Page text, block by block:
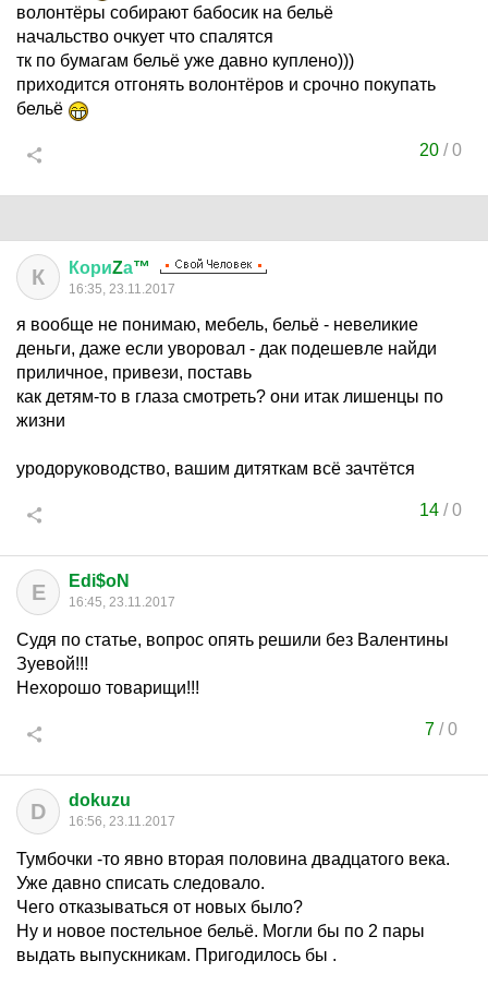
волонтёры собирают бабосик на бельё
начальство очкует что спалятся
тк по бумагам бельё уже давно куплено)))
приходится отгонять волонтёров и срочно покупать
бельё
20 /0
К КориZа™
16:35, 23.11.2017
я вообще не понимаю, мебель, бельё - невеликие
деньги, даже если уворовал - дак подешевле найди
приличное, привези, поставь
как детям-то в глаза смотреть? они итак лишенцы по
жизни
уродоруководство, вашим дитяткам всё зачтётся
14 /0
E Edi$oN
16:45, 23.11.2017
Судя по статье, вопрос опять решили без Валентины
Зуевой!!!
Нехорошо товарищи!!!
7/0
D dokuzu
16:56, 23.11.2017
Тумбочки -то явно вторая половина двадцатого века.
Уже давно списать следовало.
Чего отказываться от новых было?
Ну и новое постельное бельё. Могли бы по 2 пары
выдать выпускникам. Пригодилось бы .